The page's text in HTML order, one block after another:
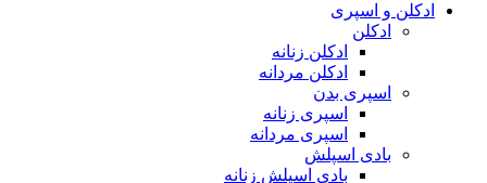
ادکلن و اسپری
ادکلن
ادکلن زنانه
ادکلن مردانه
اسپری بدن
اسپری زنانه
اسپری مردانه
بادی اسپلش
بادی اسپلش زنانه